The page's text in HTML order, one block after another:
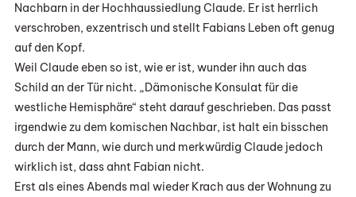
Nachbarn in der Hochhaussiedlung Claude. Er ist herrlich
verschroben, exzentrisch und stellt Fabians Leben oft genug
auf den Kopf.
Weil Claude eben so ist, wie er ist, wunder ihn auch das
Schild an der Tür nicht. „Dämonische Konsulat für die
westliche Hemisphäre“ steht darauf geschrieben. Das passt
irgendwie zu dem komischen Nachbar, ist halt ein bisschen
durch der Mann, wie durch und merkwürdig Claude jedoch
wirklich ist, dass ahnt Fabian nicht.
Erst als eines Abends mal wieder Krach aus der Wohnung zu